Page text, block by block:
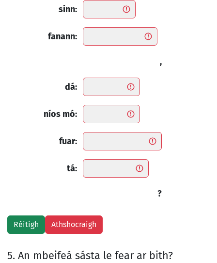
sinn:
fanann:
,
dá:
níos mó:
fuar:
tá:
?
5. An mbeifeá sásta le fear ar bith?